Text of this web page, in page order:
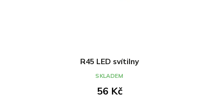
R45 LED svítilny
56 Kč
SKLADEM